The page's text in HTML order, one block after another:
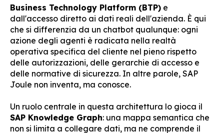
Business Technology Platform (BTP) e
dall'accesso diretto ai dati reali dell'azienda. È qui
che si differenzia da un chatbot qualunque: ogni
azione degli agenti è radicata nella realtà
operativa specifica del cliente nel pieno rispetto
delle autorizzazioni, delle gerarchie di accesso e
delle normative di sicurezza. In altre parole, SAP
Joule non inventa, ma conosce.
Un ruolo centrale in questa architettura lo gioca il
SAP Knowledge Graph: una mappa semantica che
non si limita a collegare dati, ma ne comprende il